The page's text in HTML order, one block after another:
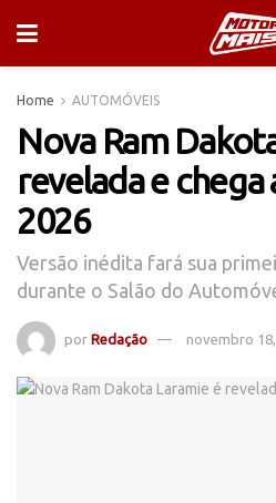
Home AUTOMÓVEIS
Nova Ram
revelada e chega
2026
Versão inédita fará sua
durante o Salão do
por Redação novembro